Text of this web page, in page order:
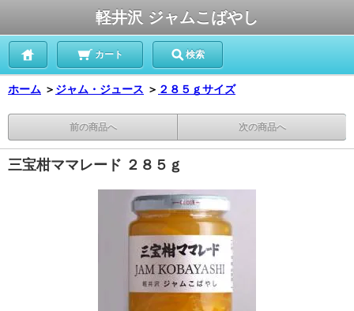
軽井沢 ジャムこばやし
カート 検索
ホーム ＞ ジャム・ジュース ＞ ２８５ｇサイズ
前の商品へ 次の商品へ
三宝柑ママレード ２８５ｇ